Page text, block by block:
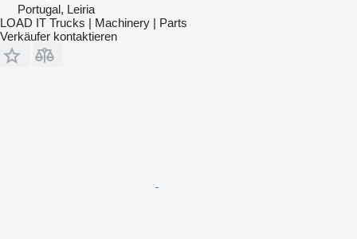
Portugal, Leiria
LOAD IT Trucks | Machinery | Parts
Verkäufer kontaktieren